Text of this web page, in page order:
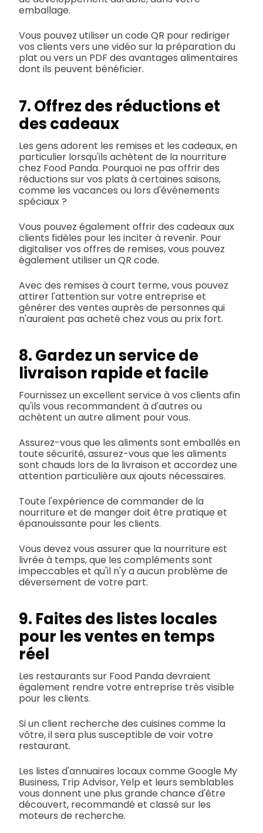
emballage.
Vous pouvez utiliser un code QR pour rediriger
vos clients vers une vidéo sur la préparation du
plat ou vers un PDF des avantages alimentaires
dont ils peuvent bénéficier.
7. Offrez des réductions et
des cadeaux
Les gens adorent les remises et les cadeaux, en
particulier lorsqu'ils achètent de la nourriture
chez Food Panda. Pourquoi ne pas offrir des
réductions sur vos plats à certaines saisons,
comme les vacances ou lors d'événements
spéciaux ?
Vous pouvez également offrir des cadeaux aux
clients fidèles pour les inciter à revenir. Pour
digitaliser vos offres de remises, vous pouvez
également utiliser un QR code.
Avec des remises à court terme, vous pouvez
attirer l'attention sur votre entreprise et
générer des ventes auprès de personnes qui
n'auraient pas acheté chez vous au prix fort.
8. Gardez un service de
livraison rapide et facile
Fournissez un excellent service à vos clients afin
qu'ils vous recommandent à d'autres ou
achètent un autre aliment pour vous.
Assurez-vous que les aliments sont emballés en
toute sécurité, assurez-vous que les aliments
sont chauds lors de la livraison et accordez une
attention particulière aux ajouts nécessaires.
Toute l'expérience de commander de la
nourriture et de manger doit être pratique et
épanouissante pour les clients.
Vous devez vous assurer que la nourriture est
livrée à temps, que les compléments sont
impeccables et qu'il n'y a aucun problème de
déversement de votre part.
9. Faites des listes locales
pour les ventes en temps
réel
Les restaurants sur Food Panda devraient
également rendre votre entreprise très visible
pour les clients.
Si un client recherche des cuisines comme la
vôtre, il sera plus susceptible de voir votre
restaurant.
Les listes d'annuaires locaux comme Google My
Business, Trip Advisor, Yelp et leurs semblables
vous donnent une plus grande chance d'être
découvert, recommandé et classé sur les
moteurs de recherche.